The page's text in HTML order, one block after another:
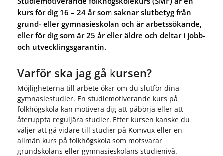
kurs för dig 16 – 24 år som saknar slutbetyg från
grund- eller gymnasieskolan och är arbetssökande,
eller för dig som är 25 år eller äldre och deltar i jobb-
och utvecklingsgarantin.
Varför ska jag gå kursen?
Möjligheterna till arbete ökar om du slutför dina
gymnasiestudier. En studiemotiverande kurs på
folkhögskola kan motivera dig att påbörja eller att
återuppta reguljära studier. Efter kursen kanske du
väljer att gå vidare till studier på Komvux eller en
allmän kurs på folkhögskola som motsvarar
grundskolans eller gymnasieskolans studienivå.